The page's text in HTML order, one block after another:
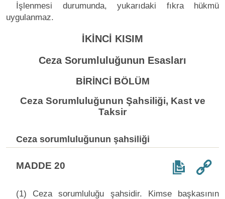
İşlenmesi durumunda, yukarıdaki fıkra hükmü
uygulanmaz.
İKİNCİ KISIM
Ceza Sorumluluğunun Esasları
BİRİNCİ BÖLÜM
Ceza Sorumluluğunun Şahsiliği, Kast ve
Taksir
Ceza sorumluluğunun şahsiliği
MADDE 20
(1) Ceza sorumluluğu şahsidir. Kimse başkasının